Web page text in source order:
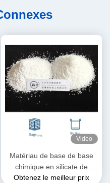
Vidéo
Matériau de base de base
chimique en silicate de
sodium aux propriétés
Obtenez le meilleur prix